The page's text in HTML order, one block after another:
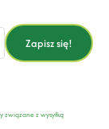
Zapisz się!
związane z wysyłką